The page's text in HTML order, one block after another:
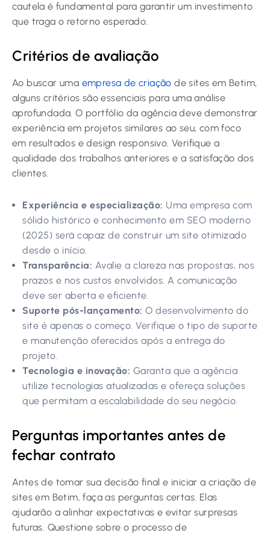
cautela é fundamental para garantir um investimento
que traga o retorno esperado.
Critérios de avaliação
Ao buscar uma empresa de criação de sites em Betim,
alguns critérios são essenciais para uma análise
aprofundada. O portfólio da agência deve demonstrar
experiência em projetos similares ao seu, com foco
em resultados e design responsivo. Verifique a
qualidade dos trabalhos anteriores e a satisfação dos
clientes.
Experiência e especialização: Uma empresa com
sólido histórico e conhecimento em SEO moderno
(2025) será capaz de construir um site otimizado
desde o início.
Transparência: Avalie a clareza nas propostas, nos
prazos e nos custos envolvidos. A comunicação
deve ser aberta e eficiente.
Suporte pós-lançamento: O desenvolvimento do
site é apenas o começo. Verifique o tipo de suporte
e manutenção oferecidos após a entrega do
projeto.
Tecnologia e inovação: Garanta que a agência
utilize tecnologias atualizadas e ofereça soluções
que permitam a escalabilidade do seu negócio.
Perguntas importantes antes de
fechar contrato
Antes de tomar sua decisão final e iniciar a criação de
sites em Betim, faça as perguntas certas. Elas
ajudarão a alinhar expectativas e evitar surpresas
futuras. Questione sobre o processo de